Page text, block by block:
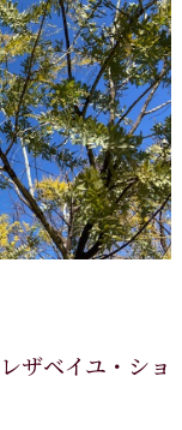
ザベイユ・ショ